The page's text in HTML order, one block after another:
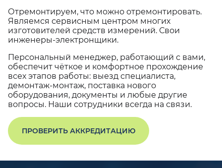
Отремонтируем, что можно отремонтировать.
Являемся сервисным центром многих
изготовителей средств измерений. Свои
инженеры-электронщики.
Персональный менеджер, работающий с вами,
обеспечит чёткое и комфортное прохождение
всех этапов работы: выезд специалиста,
демонтаж-монтаж, поставка нового
оборудования, документы и любые другие
вопросы. Наши сотрудники всегда на связи.
ПРОВЕРИТЬ АККРЕДИТАЦИЮ